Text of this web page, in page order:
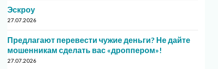
Эскроу
27.07.2026
Предлагают перевести чужие деньги? Не дайте
мошенникам сделать вас «дроппером»!
27.07.2026